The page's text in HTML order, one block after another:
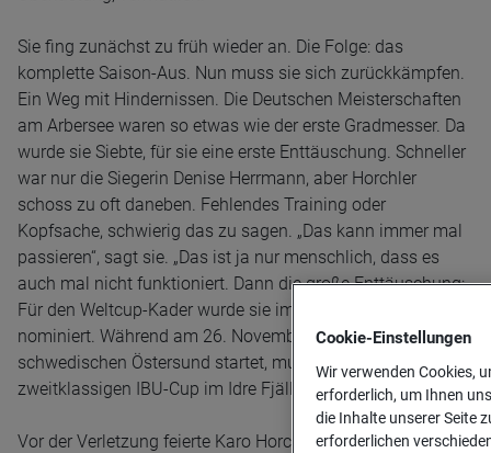
Sie fing zunächst zu früh wieder an. Die Folge: das
komplette Saison-Aus. Nun muss sie sich zurückkämpfen.
Ein Weg mit Hindernissen. Die Deutschen Meisterschaften
am Arbersee waren so etwas wie der erste Gradmesser. Da
wurde sie Siebte, für sie eine erste Enttäuschung. Schneller
war nur die Siegerin Denise Herrmann, aber Horchler
schoss zu oft daneben. Fehlendes Training oder
Kopfsache, schwierig das zu sagen. „Das kann immer mal
passieren“, sagt sie. „Das ist ja nur menschlich, dass es
auch mal nicht funktioniert. Dann die große Enttäuschung:
Für den Weltcup-Kader wurde sie im letzten Moment nicht
nominiert. Während am 26. November der Weltcup im
schwedischen Östersund startet, muss Karo Horchler im
zweitklassigen IBU-Cup im Idre Fjäll antreten.
Vor der Verletzung feierte Karo Horchler ihren größten
Cookie-­Einstellungen
Wir verwenden Cookies,
erforderlich, um Ihnen
die Inhalte unserer Seite
erforderlichen